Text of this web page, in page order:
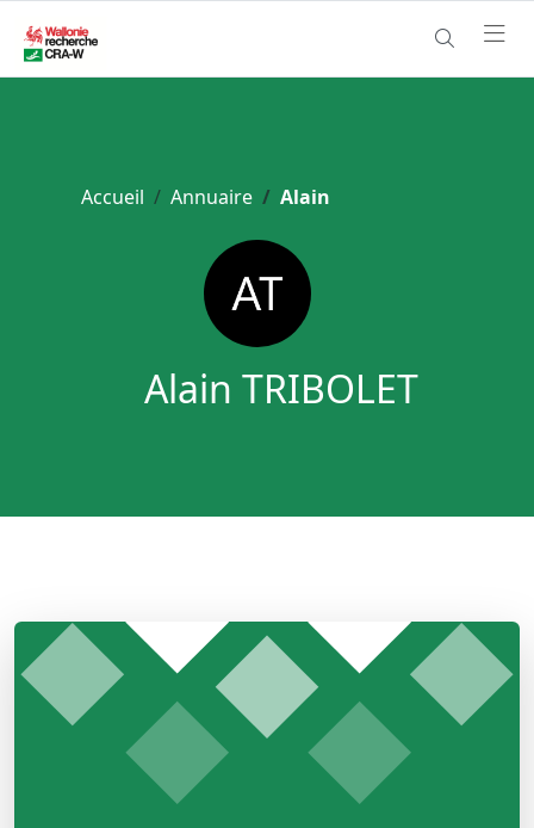
Accueil Annuaire Alain
Alain TRIBOLET